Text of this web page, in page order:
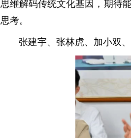
思维解码传统文化基因，期待
思考。
张建宇、张林虎、加小双